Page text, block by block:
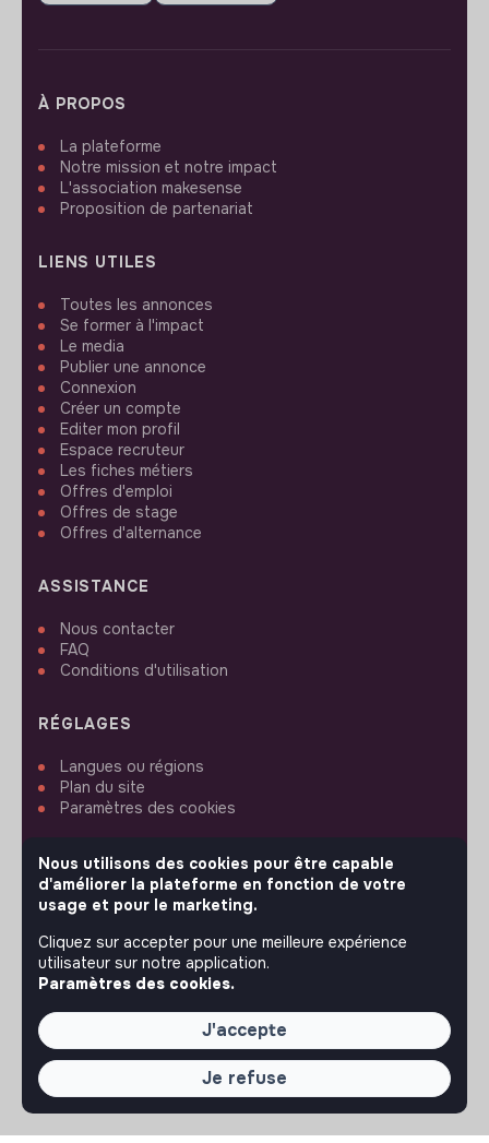
À PROPOS
La plateforme
Notre mission et notre impact
L'association makesense
Proposition de partenariat
LIENS UTILES
Toutes les annonces
Se former à l'impact
Le media
Publier une annonce
Connexion
Créer un compte
Editer mon profil
Espace recruteur
Les fiches métiers
Offres d'emploi
Offres de stage
Offres d'alternance
ASSISTANCE
Nous contacter
FAQ
Conditions d'utilisation
RÉGLAGES
Langues ou régions
Plan du site
Paramètres des cookies
SUIVEZ-NOUS
Nous utilisons des cookies pour être capable
d'améliorer la plateforme en fonction de votre
usage et pour le marketing.
Cliquez sur accepter pour une meilleure expérience
utilisateur sur notre application.
Paramètres des cookies.
J'accepte
Je refuse